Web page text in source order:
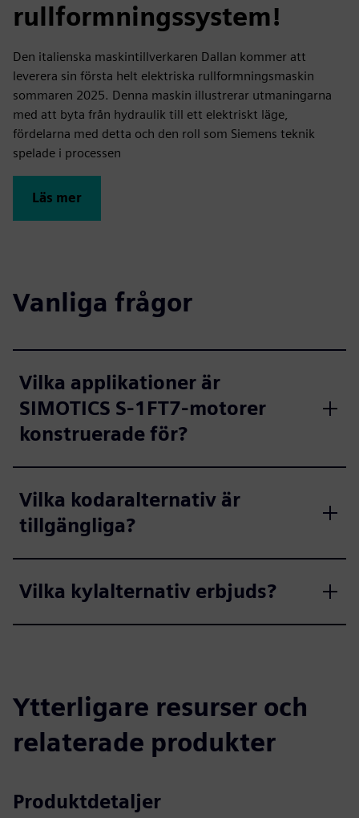
rullformningssystem!
Den italienska maskintillverkaren Dallan kommer att
leverera sin första helt elektriska rullformningsmaskin
sommaren 2025. Denna maskin illustrerar utmaningarna
med att byta från hydraulik till ett elektriskt läge,
fördelarna med detta och den roll som Siemens teknik
spelade i processen
Läs mer
Vanliga frågor
Vilka applikationer är
SIMOTICS S‑1FT7-motorer
konstruerade för?
Vilka kodaralternativ är
tillgängliga?
Vilka kylalternativ erbjuds?
Ytterligare resurser och
relaterade produkter
Produktdetaljer